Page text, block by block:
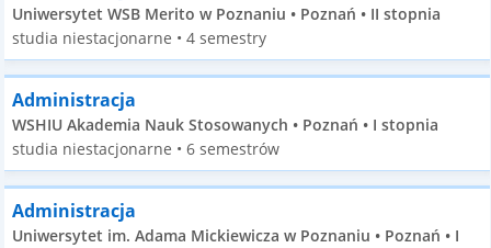
Uniwersytet WSB Merito w Poznaniu • Poznań • II stopnia
studia niestacjonarne • 4 semestry
Administracja
WSHIU Akademia Nauk Stosowanych • Poznań • I stopnia
studia niestacjonarne • 6 semestrów
Administracja
Uniwersytet im. Adama Mickiewicza w Poznaniu • Poznań • I